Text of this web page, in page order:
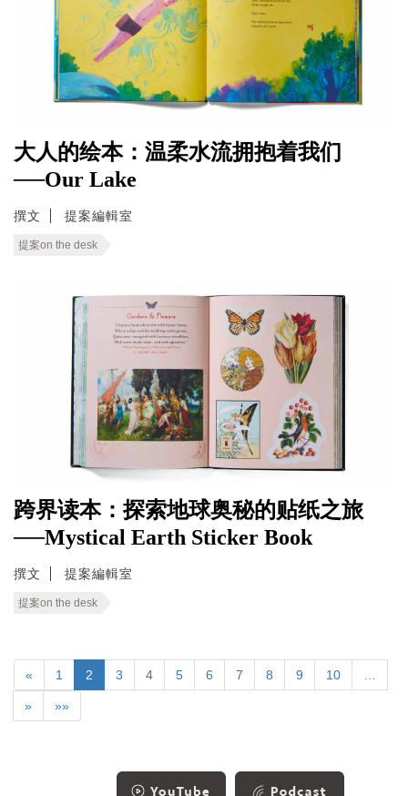
大人的绘本：温柔水流拥抱着我们
──Our Lake
撰文 提案編輯室
提案on the desk
跨界读本：探索地球奥秘的贴纸之旅
──Mystical Earth Sticker Book
撰文 提案編輯室
提案on the desk
« 1 2 3 4 5 6 7 8 9 10
» »»